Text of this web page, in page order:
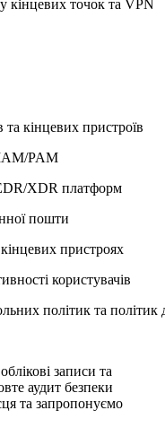
кінцевих точок та VPN
та кінцевих пристроїв
PAM
XDR платформ
пошти
пристроях
користувачів
політик та політик
записи та
аудит безпеки
та запропонуємо